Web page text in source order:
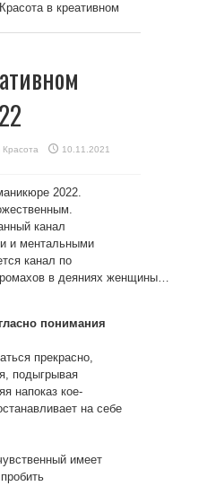
Красота в креативном
Красота
10.11.2021
2022.
канал
и ментальными
канал по
в деяниях женщины…
понимания
прекрасно,
подыгрывая
напоказ кое-
на себе
имеет